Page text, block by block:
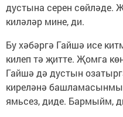
дустына серен сөйләде.
киләләр мине, ди.
Бу хәбәргә Гайшә исе
килеп тә җитте. Җомга
Гайшә дә дустын
киреләнә
ямьсез, диде. Бармыйм,